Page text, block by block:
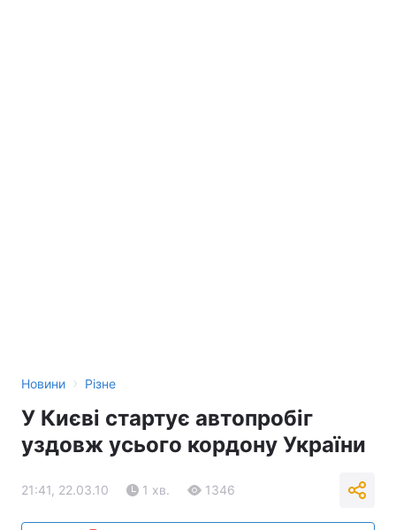
Новини › Різне
У Києві стартує автопробіг
уздовж усього кордону України
21:41, 22.03.10 1 хв. 1346